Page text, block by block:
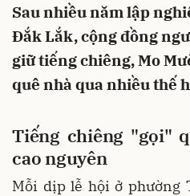
Sau nhiều năm lập
Đắk Lắk, cộng đồng
giữ tiếng chiêng, Mo
quê nhà qua nhiều thế
Tiếng chiêng "gọi"
cao nguyên
Mỗi dịp lễ hội ở phường